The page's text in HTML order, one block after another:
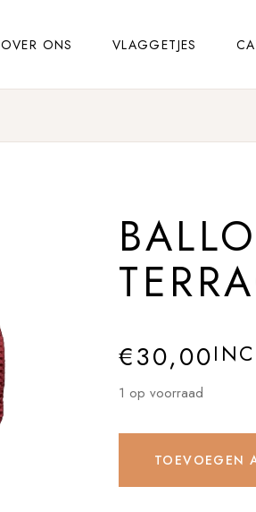
OVER ONS VLAGGETJES
€30,00
1 op voorraad
TOEVOEGEN